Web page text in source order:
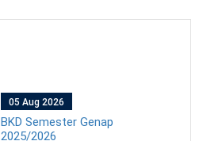
05 Aug 2026
BKD Semester Genap
2025/2026